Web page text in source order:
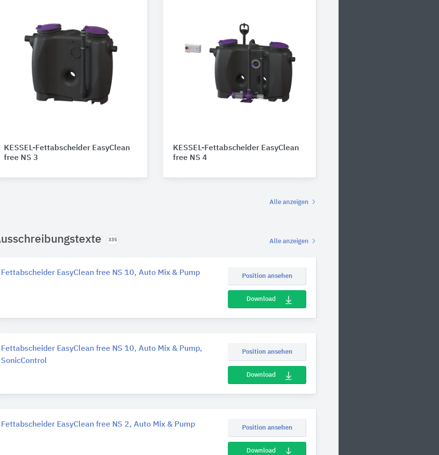
KESSEL-Fettabscheider EasyClean
free NS 3
KESSEL-Fettabscheider EasyClean
free NS 4
Alle anzeigen
335 Alle anzeigen
Fettabscheider EasyClean free NS 10, Auto Mix & Pump Position ansehen
Download
Fettabscheider EasyClean free NS 10, Auto Mix & Pump,
SonicControl
Position ansehen
Download
Fettabscheider EasyClean free NS 2, Auto Mix & Pump Position ansehen
Download